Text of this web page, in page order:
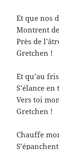
Et que nos
Montrent
Près de
Gretchen !
Et qu’au
S’élance
Vers toi
Gretchen !
Chauffe